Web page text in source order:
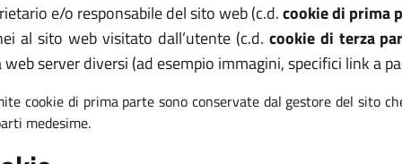
e/o responsabile del sito web (c.d.cookie di prima
al sito web visitato dall’utente (c.d. cookie di terza
server diversi (ad esempio immagini, specifici link a
cookie di prima parte sono conservate dal gestore del sito
medesime.